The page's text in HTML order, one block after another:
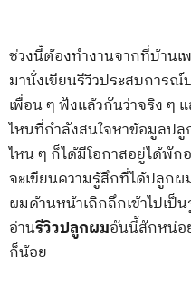
ช่วงนี้ต้องทำงานจากที่บ้านเ
มานั่งเขียนรีวิวประสบการ
เพื่อน ๆ ฟังแล้วกันว่าจริง ๆ
ไหนที่กำลังสนใจหาข้อมูลปลู
ไหน ๆ ก็ได้มีโอกาสอยู่ได้พั
จะเขียนความรู้สึกที่ได้ปลูก
ผมด้านหน้าเถิกลึกเข้าไปเป็
อ่านรีวิวปลูกผมอันนี้สักหน่อ
ก็น้อย